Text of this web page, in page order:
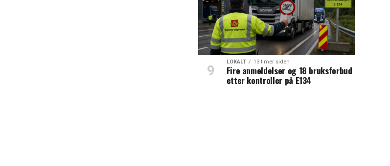
LOKALT 13 timer siden
Fire anmeldelser og 18 bruksforbud
etter kontroller på E134